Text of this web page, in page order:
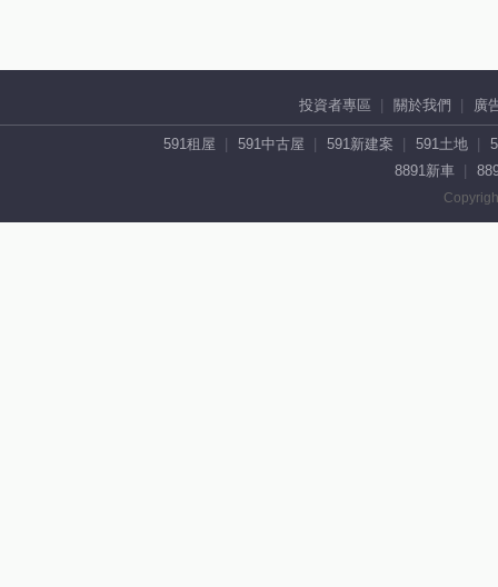
投資者專區 關於我們 廣
591租屋 591中古屋 591新建案 591土地
8891新車